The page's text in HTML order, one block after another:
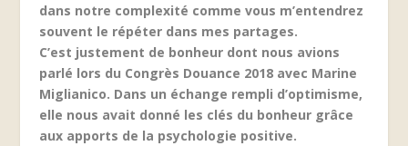
dans notre complexité comme vous m’entendrez
souvent le répéter dans mes partages.
C’est justement de bonheur dont nous avions
parlé lors du Congrès Douance 2018 avec Marine
Miglianico. Dans un échange rempli d’optimisme,
elle nous avait donné les clés du bonheur grâce
aux apports de la psychologie positive.